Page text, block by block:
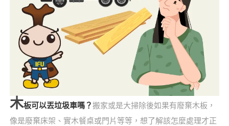
木板可以丟垃圾車嗎？搬家或是大掃除後如果有廢棄木板，
像是廢棄床架、實木餐桌或門片等等，想了解該怎麼處理才正